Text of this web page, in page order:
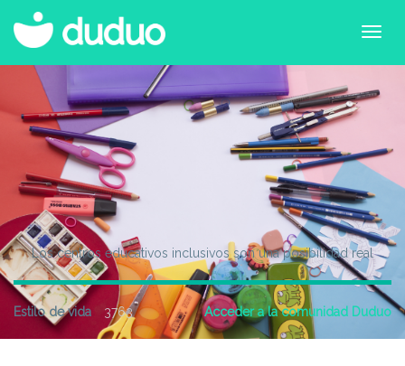
Los centros educativos inclusivos son una posibilidad real
Estilo de vida 3763 Acceder a la comunidad Duduo